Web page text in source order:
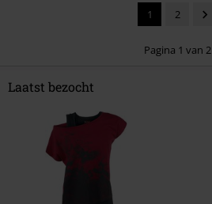
Commentaar versturen
1 2
Pagina 1 van 2
Laatst bezocht